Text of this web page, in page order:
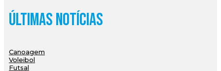
Últimas Notícias
Canoagem
Voleibol
Futsal